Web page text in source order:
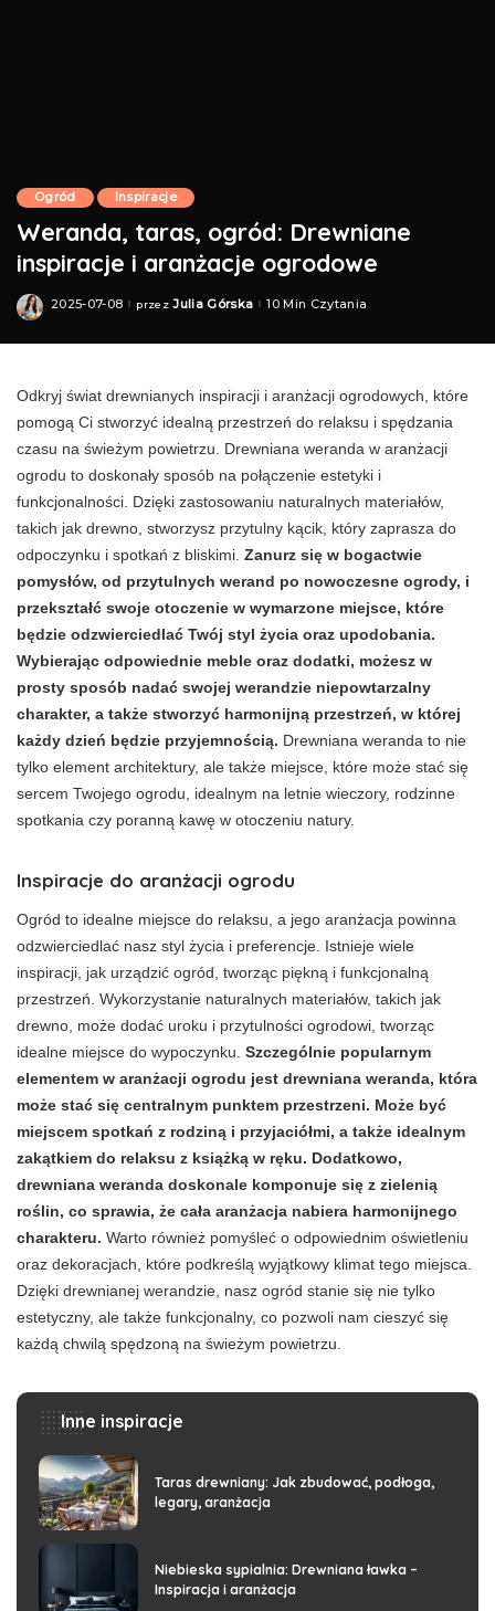
Ogród Inspiracje
Weranda, taras, ogród: Drewniane
inspiracje i aranżacje ogrodowe
2025-07-08Posted
przez Julia Górska 10 Min Czytania
Odkryj świat drewnianych inspiracji i aranżacji ogrodowych, które
pomogą Ci stworzyć idealną przestrzeń do relaksu i spędzania
czasu na świeżym powietrzu. Drewniana weranda w aranżacji
ogrodu to doskonały sposób na połączenie estetyki i
funkcjonalności. Dzięki zastosowaniu naturalnych materiałów,
takich jak drewno, stworzysz przytulny kącik, który zaprasza do
odpoczynku i spotkań z bliskimi. Zanurz się w bogactwie
pomysłów, od przytulnych werand po nowoczesne ogrody, i
przekształć swoje otoczenie w wymarzone miejsce, które
będzie odzwierciedlać Twój styl życia oraz upodobania.
Wybierając odpowiednie meble oraz dodatki, możesz w
prosty sposób nadać swojej werandzie niepowtarzalny
charakter, a także stworzyć harmonijną przestrzeń, w której
każdy dzień będzie przyjemnością. Drewniana weranda to nie
tylko element architektury, ale także miejsce, które może stać się
sercem Twojego ogrodu, idealnym na letnie wieczory, rodzinne
spotkania czy poranną kawę w otoczeniu natury.
Inspiracje do aranżacji ogrodu
Ogród to idealne miejsce do relaksu, a jego aranżacja powinna
odzwierciedlać nasz styl życia i preferencje. Istnieje wiele
inspiracji, jak urządzić ogród, tworząc piękną i funkcjonalną
przestrzeń. Wykorzystanie naturalnych materiałów, takich jak
drewno, może dodać uroku i przytulności ogrodowi, tworząc
idealne miejsce do wypoczynku. Szczególnie popularnym
elementem w aranżacji ogrodu jest drewniana weranda, która
może stać się centralnym punktem przestrzeni. Może być
miejscem spotkań z rodziną i przyjaciółmi, a także idealnym
zakątkiem do relaksu z książką w ręku. Dodatkowo,
drewniana weranda doskonale komponuje się z zielenią
roślin, co sprawia, że cała aranżacja nabiera harmonijnego
charakteru. Warto również pomyśleć o odpowiednim oświetleniu
oraz dekoracjach, które podkreślą wyjątkowy klimat tego miejsca.
Dzięki drewnianej werandzie, nasz ogród stanie się nie tylko
estetyczny, ale także funkcjonalny, co pozwoli nam cieszyć się
każdą chwilą spędzoną na świeżym powietrzu.
Inne inspiracje
Taras drewniany: Jak zbudować, podłoga,
legary, aranżacja
Niebieska sypialnia: Drewniana ławka –
Inspiracja i aranżacja